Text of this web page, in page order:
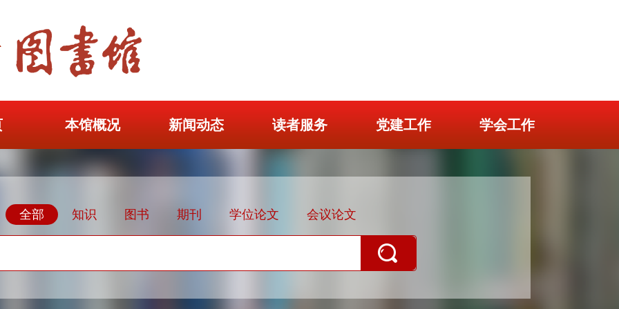
本馆概况 新闻动态 读者服务 党建工作 学会工作
全部 知识 图书 期刊 学位论文 会议论文